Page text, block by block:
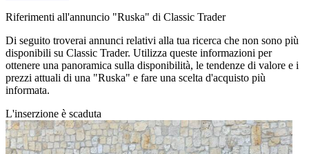
Riferimenti all'annuncio "Ruska" di Classic Trader
Di seguito troverai annunci relativi alla tua ricerca che non sono più
disponibili su Classic Trader. Utilizza queste informazioni per
ottenere una panoramica sulla disponibilità, le tendenze di valore e i
prezzi attuali di una "Ruska" e fare una scelta d'acquisto più
informata.
L'inserzione è scaduta